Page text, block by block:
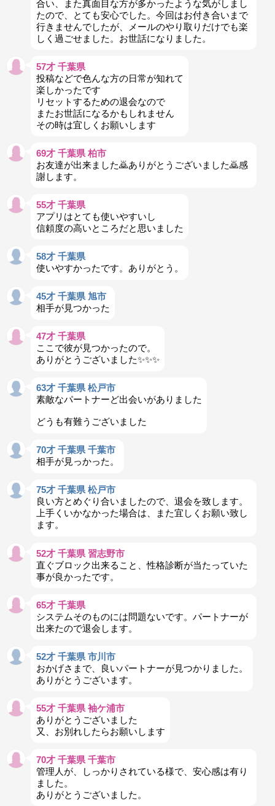
合い、また真面目な方が多かったような気がしまし
たので、とても安心でした。今回はお付き合いまで
行きませんでしたが、メールのやり取りだけでも楽
しく過ごせました。お世話になりました。
57才 千葉県
投稿などで色んな方の日常が知れて
楽しかったです
リセットするための退会なので
またお世話になるかもしれません
その時は宜しくお願いします
69才 千葉県 柏市
お友達が出来ました🙇ありがとうございました🙇感
謝します。
55才 千葉県
アプリはとても使いやすいし
信頼度の高いところだと思いました
58才 千葉県
使いやすかったです。ありがとう。
45才 千葉県 旭市
相手が見つかった
47才 千葉県
ここで彼が見つかったので。
ありがとうございました✨✨✨
63才 千葉県 松戸市
素敵なパートナーど出会いがありました
どうも有難うございました
70才 千葉県 千葉市
相手が見っかった。
75才 千葉県 松戸市
良い方とめぐり合いましたので、退会を致します。
上手くいかなかった場合は、また宜しくお願い致し
ます。
52才 千葉県 習志野市
直ぐブロック出来ること、性格診断が当たっていた
事が良かったです。
65才 千葉県
システムそのものには問題ないです。パートナーが
出来たので退会します。
52才 千葉県 市川市
おかげさまで、良いパートナーが見つかりました。
ありがとうございます。
55才 千葉県 袖ケ浦市
ありがとうございました
又、お別れしたらお願いします
70才 千葉県 千葉市
管理人が、しっかりされている様で、安心感は有り
ました。
ありがとうございました。